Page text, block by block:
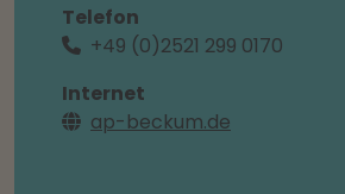
Telefon
+49 (0)2521 299 0170
Internet
ap-beckum.de